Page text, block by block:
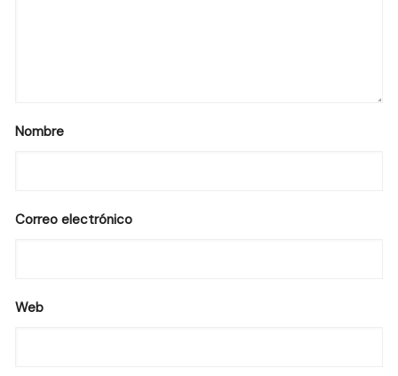
Nombre
Correo electrónico
Web